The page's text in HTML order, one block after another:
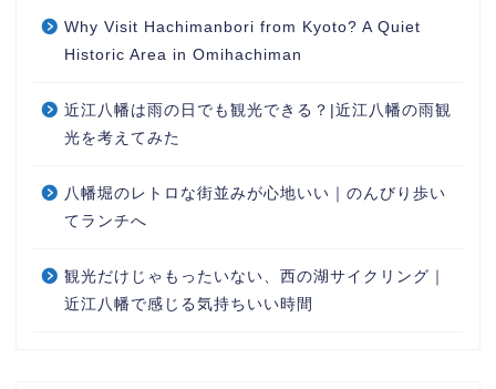
Why Visit Hachimanbori from Kyoto? A Quiet
Historic Area in Omihachiman
近江八幡は雨の日でも観光できる？|近江八幡の雨観
光を考えてみた
八幡堀のレトロな街並みが心地いい｜のんびり歩い
てランチへ
観光だけじゃもったいない、西の湖サイクリング｜
近江八幡で感じる気持ちいい時間